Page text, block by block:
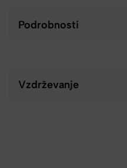
Podrobnosti
Vzdrževanje